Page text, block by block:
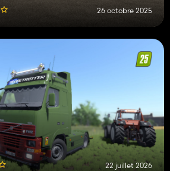
26 octobre 2025
22 juillet 2026